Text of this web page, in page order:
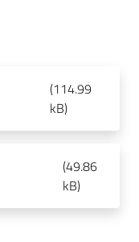
(114.99
kB)
(49.86
kB)